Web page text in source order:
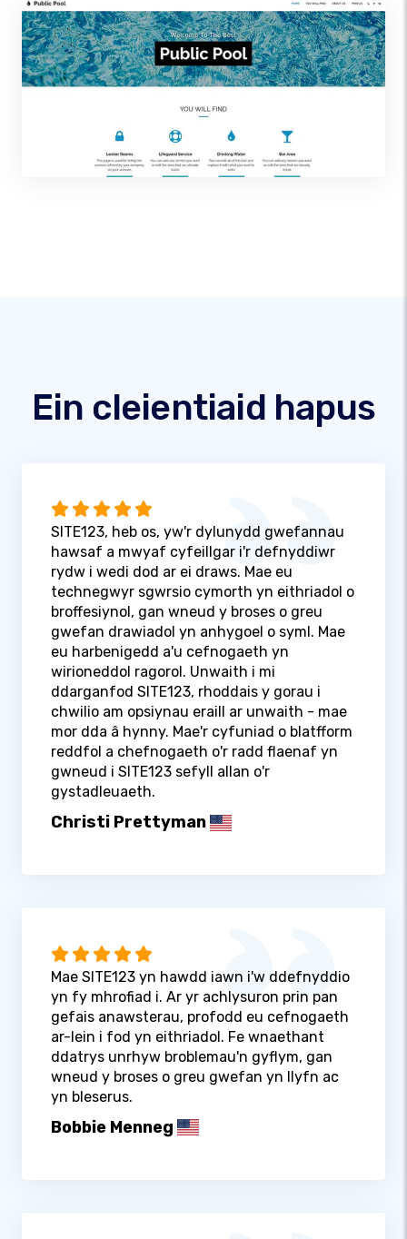
Ein cleientiaid hapus
SITE123, heb os, yw'r dylunydd gwefannau
hawsaf a mwyaf cyfeillgar i'r defnyddiwr
rydw i wedi dod ar ei draws. Mae eu
technegwyr sgwrsio cymorth yn eithriadol o
broffesiynol, gan wneud y broses o greu
gwefan drawiadol yn anhygoel o syml. Mae
eu harbenigedd a'u cefnogaeth yn
wirioneddol ragorol. Unwaith i mi
ddarganfod SITE123, rhoddais y gorau i
chwilio am opsiynau eraill ar unwaith - mae
mor dda â hynny. Mae'r cyfuniad o blatfform
reddfol a chefnogaeth o'r radd flaenaf yn
gwneud i SITE123 sefyll allan o'r
gystadleuaeth.
Christi Prettyman
Mae SITE123 yn hawdd iawn i'w ddefnyddio
yn fy mhrofiad i. Ar yr achlysuron prin pan
gefais anawsterau, profodd eu cefnogaeth
ar-lein i fod yn eithriadol. Fe wnaethant
ddatrys unrhyw broblemau'n gyflym, gan
wneud y broses o greu gwefan yn llyfn ac
yn bleserus.
Bobbie Menneg